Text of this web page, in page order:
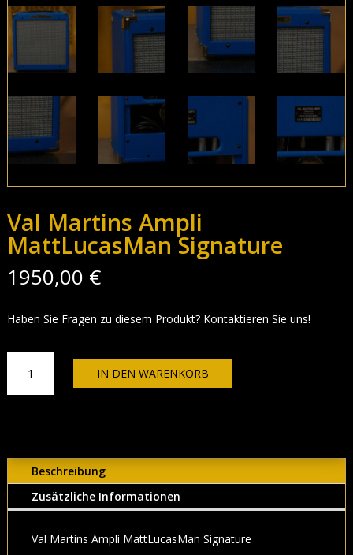
Val Martins Ampli
MattLucasMan Signature
1950,00 €
Haben Sie Fragen zu diesem Produkt? Kontaktieren Sie uns!
Martins
Ampli
IN DEN WARENKORB
Beschreibung
Zusätzliche Informationen
Val Martins Ampli MattLucasMan Signature